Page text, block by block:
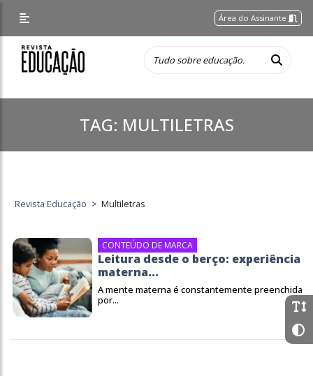
Área do Assinante
TAG: MULTILETRAS
Revista Educação > Multiletras
CONTEÚDO DE MARCA
Leitura desde o berço: experiência
materna...
A mente materna é constantemente preenchida
por...